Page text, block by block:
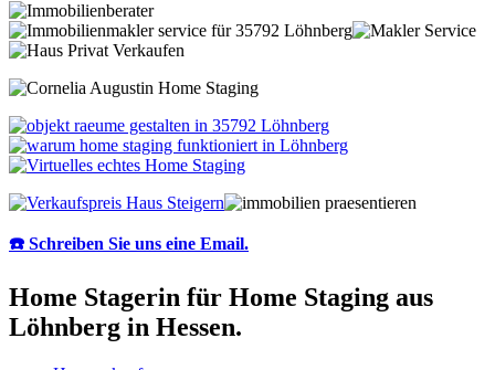
☎️ Schreiben Sie uns eine Email.
Home Stagerin für Home Staging aus
Löhnberg in Hessen.